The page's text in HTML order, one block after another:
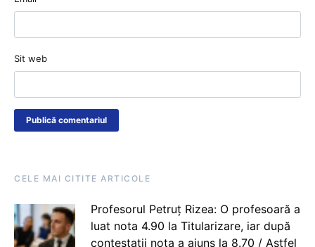
Sit web
CELE MAI CITITE ARTICOLE
Profesorul Petruț Rizea: O profesoară a
luat nota 4.90 la Titularizare, iar după
contestații nota a ajuns la 8.70 / Astfel